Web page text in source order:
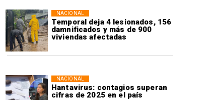
Temporal deja 4 lesionados, 156
damnificados y más de 900
viviendas afectadas
NACIONAL
Hantavirus: contagios superan
cifras de 2025 en el país
NACIONAL